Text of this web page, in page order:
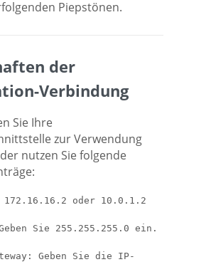
Piepstönen.
der
Verbindung
Sie Ihre
zur Verwendung
nutzen Sie folgende
172.16.16.2 oder 10.0.1.2
Sie 255.255.255.0 ein.
Geben Sie die IP-